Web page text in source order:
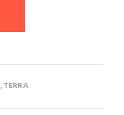
, TERRA